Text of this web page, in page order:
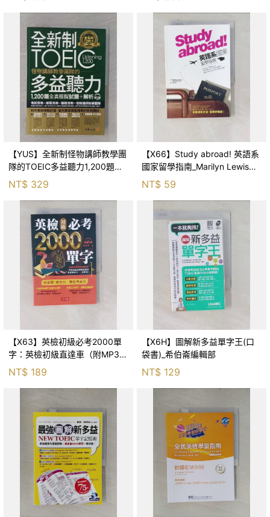
【YUS】全新制怪物講師教學團
隊的TOEIC多益聽力1,200題全
真模擬試題＋解析合售_高京希,
王傳明, 陳宜慧
NT$ 329
【X66】Study abroad! 英語系
國家留學指南_Marilyn Lewis
and Hayo Reinders
NT$ 59
【X63】英檢初級必考2000單
字：英檢初級直達車（附MP3）
_孫敏華
NT$ 189
【X6H】圖解新多益單字王(口
袋書)_希伯崙編輯部
NT$ 129